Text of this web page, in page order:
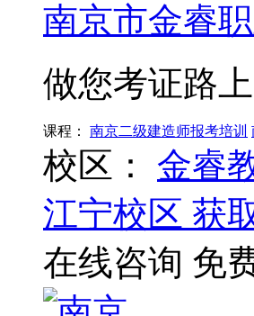
南京市金睿
做您考证路
课程： 南京二级建造师报考培训
校区：
金睿
江宁校区 获
在线咨询 免